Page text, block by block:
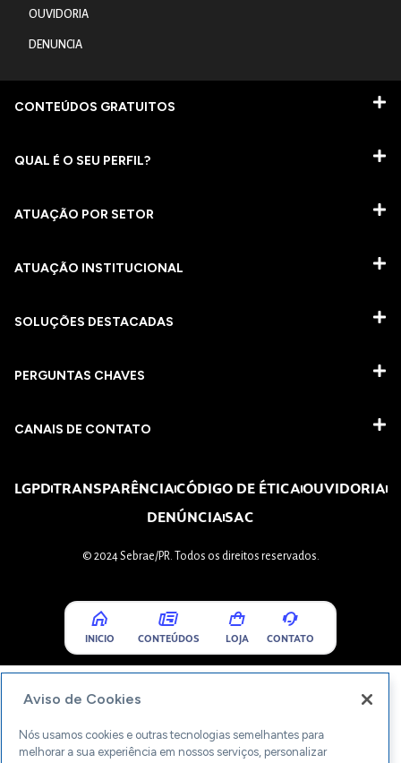
OUVIDORIA
DENUNCIA
CONTEÚDOS GRATUITOS
QUAL É O SEU PERFIL?
ATUAÇÃO POR SETOR
ATUAÇÃO INSTITUCIONAL
SOLUÇÕES DESTACADAS
PERGUNTAS CHAVES​
CANAIS DE CONTATO
LGPDTRANSPARÊNCIACÓDIGO DE ÉTICAOUVIDORIA
DENÚNCIASAC
© 2024 Sebrae/PR. Todos os direitos reservados.
INICIO CONTEÚDOS LOJA CONTATO
Aviso de Cookies
Nós usamos cookies e outras tecnologias semelhantes para
melhorar a sua experiência em nossos serviços, personalizar